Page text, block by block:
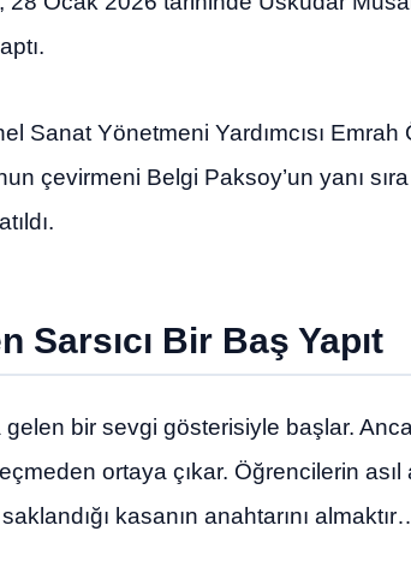
Sanat Yönetmeni Yardımcısı Emrah
çevirmeni Belgi Paksoy’un yanı
Sarsıcı Bir Baş Yapıt
bir sevgi gösterisiyle başlar.
ortaya çıkar. Öğrencilerin asıl
kasanın anahtarını